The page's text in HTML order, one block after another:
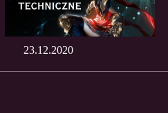
23.12.2020